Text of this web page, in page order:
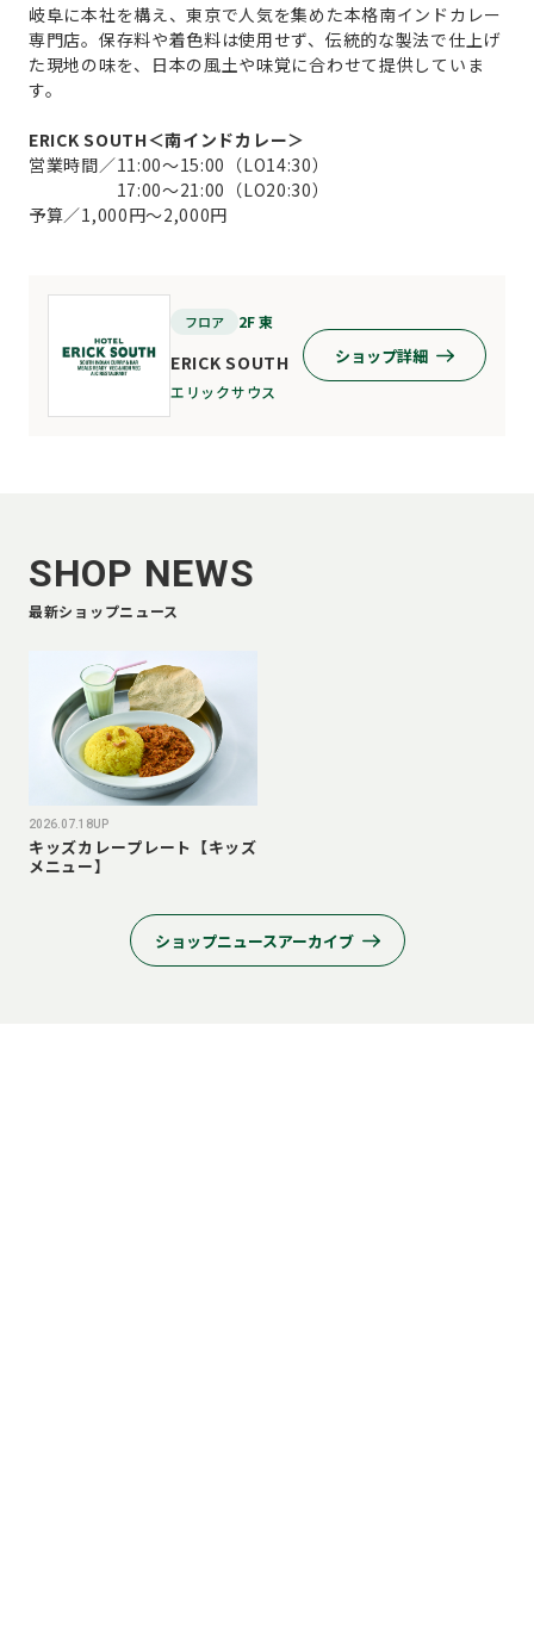
岐阜に本社を構え、東京で人気を集めた本格南インドカレー
専門店。保存料や着色料は使用せず、伝統的な製法で仕上げ
た現地の味を、日本の風土や味覚に合わせて提供していま
す。
ERICK SOUTH＜南インドカレー＞
営業時間／11:00～15:00（LO14:30）
17:00～21:00（LO20:30）
予算／1,000円～2,000円
フロア 2F 東
ERICK SOUTH
エリックサウス
ショップ詳細
SHOP NEWS
最新ショップニュース
2026.07.18UP
キッズカレープレート【キッズ
メニュー】
ショップニュースアーカイブ